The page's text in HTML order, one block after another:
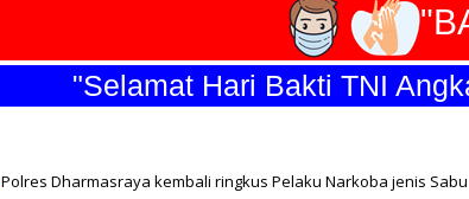
"Selamat Hari Bakti TNI
Polres Dharmasraya kembali ringkus Pelaku Narkoba jenis Sabu